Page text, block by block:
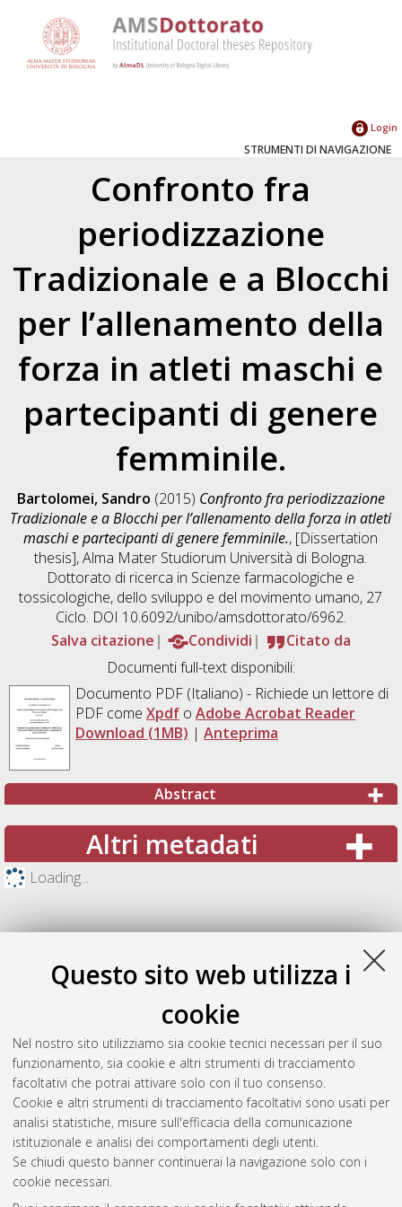
Questo sito web utilizza i
cookie
Nel nostro sito utilizziamo sia cookie tecnici necessari per il suo
funzionamento, sia cookie e altri strumenti di tracciamento
facoltativi che potrai attivare solo con il tuo consenso.
Cookie e altri strumenti di tracciamento facoltativi sono usati per
analisi statistiche, misure sull'efficacia della comunicazione
istituzionale e analisi dei comportamenti degli utenti.
Se chiudi questo banner continuerai la navigazione solo con i
cookie necessari.
Login
STRUMENTI DI NAVIGAZIONE
Confronto fra
periodizzazione
Tradizionale e a Blocchi
per l’allenamento della
forza in atleti maschi e
partecipanti di genere
femminile.
Bartolomei, Sandro (2015) Confronto fra periodizzazione
Tradizionale e a Blocchi per l’allenamento della forza in atleti
maschi e partecipanti di genere femminile., [Dissertation
thesis], Alma Mater Studiorum Università di Bologna.
Dottorato di ricerca in Scienze farmacologiche e
tossicologiche, dello sviluppo e del movimento umano, 27
Ciclo. DOI 10.6092/unibo/amsdottorato/6962.
Salva citazione
Condividi
Citato da
Documenti full-text disponibili:
Documento PDF(Italiano) - Richiede un lettore di
PDF come Xpdfo Adobe Acrobat Reader
Download (1MB) | Anteprima
Abstract
Altri metadati
Loading...
Gestione del documento:
Atom